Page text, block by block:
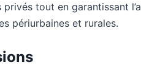
tout en garantissant
périurbaines et rurales.